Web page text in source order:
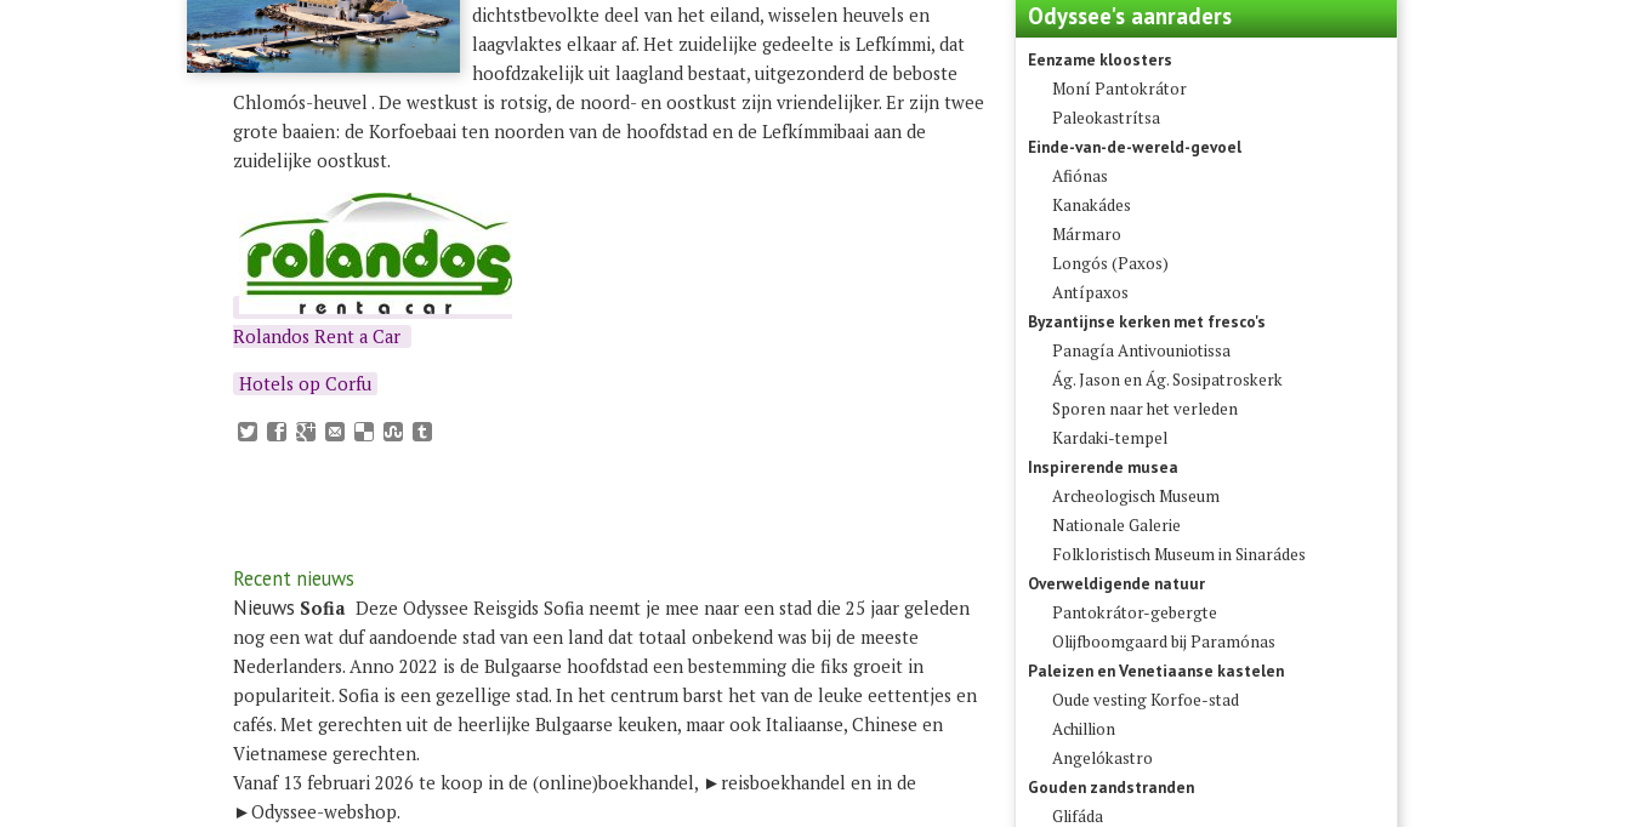
Odyssee's aanraders
Eenzame kloosters
Moní Pantokrátor
Paleokastrítsa
Einde-van-de-wereld-gevoel
Afiónas
Kanakádes
Mármaro
Longós (Paxos)
Antípaxos
Byzantijnse kerken met fresco's
Panagía Antivouniotissa
Ág. Jason en Ág. Sosipatroskerk
Sporen naar het verleden
Kardaki-tempel
Inspirerende musea
Archeologisch Museum
Nationale Galerie
Folkloristisch Museum in Sinarádes
Overweldigende natuur
Pantokrátor-gebergte
Olijfboomgaard bij Paramónas
Paleizen en Venetiaanse kastelen
Oude vesting Korfoe-stad
Achillion
Angelókastro
Gouden zandstranden
Glifáda
dichtstbevolkte deel van het eiland, wisselen heuvels en
laagvlaktes elkaar af. Het zuidelijke gedeelte is Lefkímmi, dat
hoofdzakelijk uit laagland bestaat, uitgezonderd de beboste
Chlomós-heuvel . De westkust is rotsig, de noord- en oostkust zijn vriendelijker. Er zijn twee
grote baaien: de Korfoebaai ten noorden van de hoofdstad en de Lefkímmibaai aan de
zuidelijke oostkust.
Rolandos Rent a Car
Hotels op Corfu
Recent nieuws
Nieuws Sofia Deze Odyssee Reisgids Sofia neemt je mee naar een stad die 25 jaar geleden
nog een wat duf aandoende stad van een land dat totaal onbekend was bij de meeste
Nederlanders. Anno 2022 is de Bulgaarse hoofdstad een bestemming die fiks groeit in
populariteit. Sofia is een gezellige stad. In het centrum barst het van de leuke eettentjes en
cafés. Met gerechten uit de heerlijke Bulgaarse keuken, maar ook Italiaanse, Chinese en
Vietnamese gerechten.
Vanaf 13 februari 2026 te koop in de (online)boekhandel, ►reisboekhandel en in de
►Odyssee-webshop.